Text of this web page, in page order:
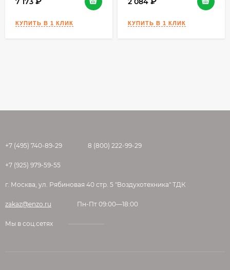
+7 (495) 740-89-29 8 (800) 222-99-29
+7 (925) 979-59-55
г. Москва, ул. Рябиновая 40 стр. 5 "Воздухотехника" ТДК
zakaz@enzo.ru Пн-Пт 09:00—18:00
Мы в соц.сетях